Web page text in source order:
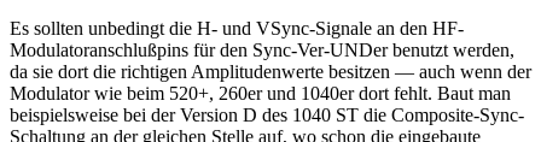
Es sollten unbedingt die H- und VSync-Signale an den HF-
Modulatoranschlußpins für den Sync-Ver-UNDer benutzt werden,
da sie dort die richtigen Amplitudenwerte besitzen — auch wenn der
Modulator wie beim 520+, 260er und 1040er dort fehlt. Baut man
beispielsweise bei der Version D des 1040 ST die Composite-Sync-
Schaltung an der gleichen Stelle auf, wo schon die eingebaute